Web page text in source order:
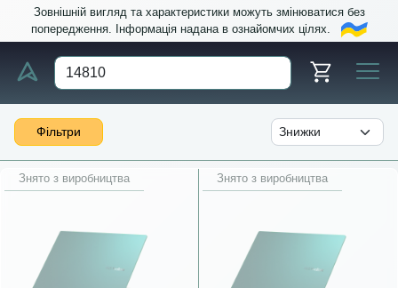
Зовнішній вигляд та характеристики можуть змінюватися без
попередження. Інформація надана в ознайомчих цілях.
Фільтри
Знято з виробництва Знято з виробництва